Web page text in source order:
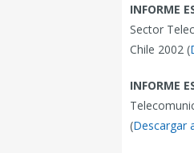
INFORME
Sector
Chile 2002 (
INFORME
(Descargar